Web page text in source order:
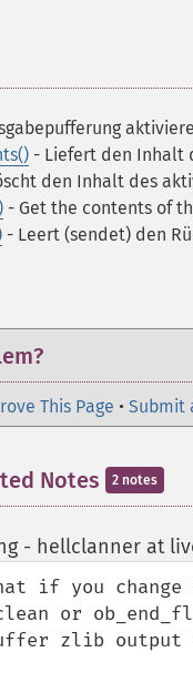
- Liefert den Inhalt
den Inhalt des
- Get the contents of
- Leert (sendet) den
This Page • Submit
Notes 2 notes
- hellclanner at
if you
or
zlib output